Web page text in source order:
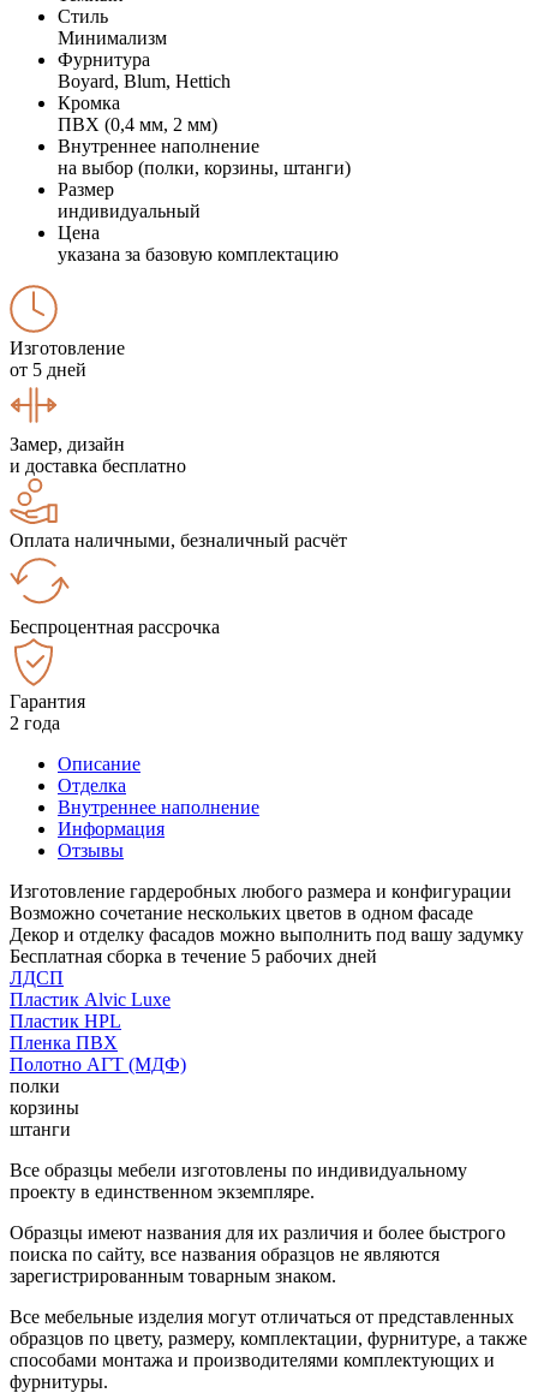
Стиль
Минимализм
Фурнитура
Boyard, Blum, Hettich
Кромка
ПВХ (0,4 мм, 2 мм)
Внутреннее наполнение
на выбор (полки, корзины, штанги)
Размер
индивидуальный
Цена
указана за базовую комплектацию
Изготовление
от 5 дней
Замер, дизайн
и доставка бесплатно
Оплата наличными, безналичный расчёт
Беспроцентная рассрочка
Гарантия
2 года
Описание
Отделка
Внутреннее наполнение
Информация
Отзывы
Изготовление гардеробных любого размера и конфигурации
Возможно сочетание нескольких цветов в одном фасаде
Декор и отделку фасадов можно выполнить под вашу задумку
Бесплатная сборка в течение 5 рабочих дней
ЛДСП
Пластик Alvic Luxe
Пластик HPL
Пленка ПВХ
Полотно АГТ (МДФ)
полки
корзины
штанги
Все образцы мебели изготовлены по индивидуальному
проекту в единственном экземпляре.
Образцы имеют названия для их различия и более быстрого
поиска по сайту, все названия образцов не являются
зарегистрированным товарным знаком.
Все мебельные изделия могут отличаться от представленных
образцов по цвету, размеру, комплектации, фурнитуре, а также
способами монтажа и производителями комплектующих и
фурнитуры.